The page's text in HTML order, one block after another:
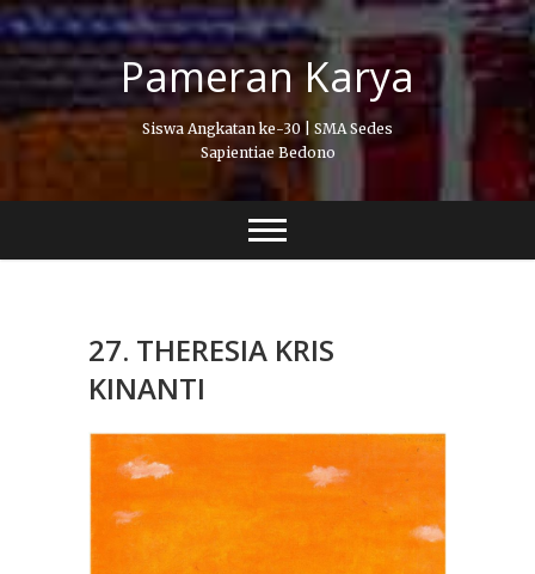
Skip
to
content
Pameran Karya
Siswa Angkatan ke-30 | SMA Sedes
Sapientiae Bedono
27. THERESIA KRIS
KINANTI